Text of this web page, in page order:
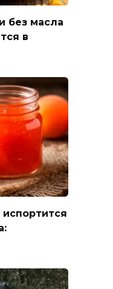
без масла
в